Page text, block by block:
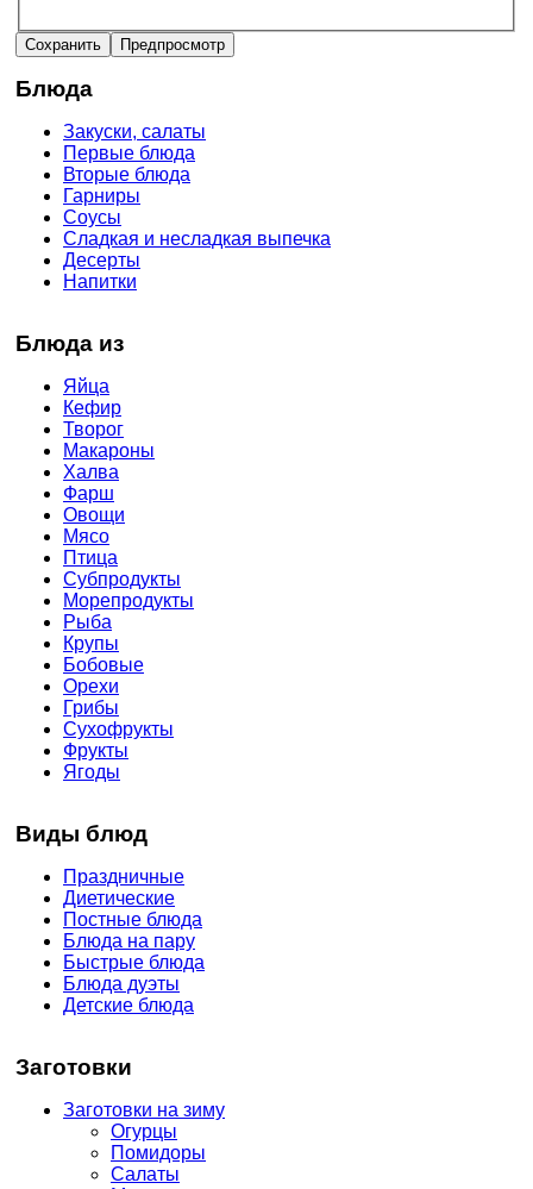
Блюда
Закуски, салаты
Первые блюда
Вторые блюда
Гарниры
Соусы
Сладкая и несладкая выпечка
Десерты
Напитки
Блюда из
Яйца
Кефир
Творог
Макароны
Халва
Фарш
Овощи
Мясо
Птица
Субпродукты
Морепродукты
Рыба
Крупы
Бобовые
Орехи
Грибы
Сухофрукты
Фрукты
Ягоды
Виды блюд
Праздничные
Диетические
Постные блюда
Блюда на пару
Быстрые блюда
Блюда дуэты
Детские блюда
Заготовки
Заготовки на зиму
Огурцы
Помидоры
Салаты